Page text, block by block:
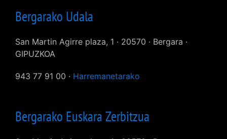
Bergarako Udala
San Martin Agirre plaza, 1 · 20570 · Bergara ·
GIPUZKOA
943 77 91 00 · Harremanetarako
Bergarako Euskara Zerbitzua